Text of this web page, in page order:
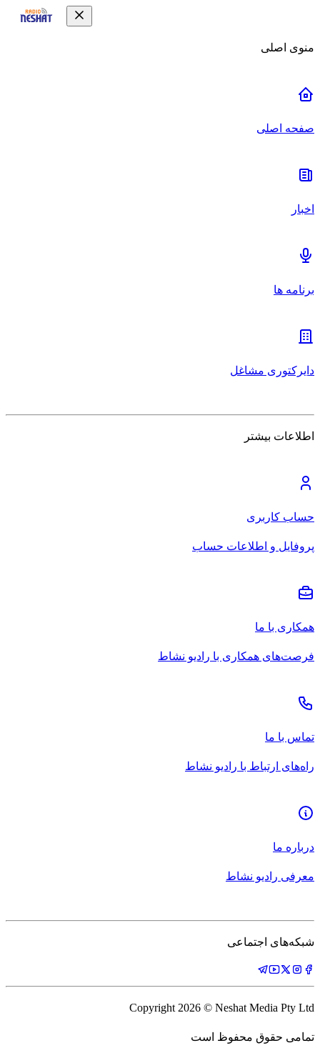
منوی اصلی
صفحه اصلی
اخبار
برنامه ها
دایرکتوری مشاغل
اطلاعات بیشتر
حساب کاربری
پروفایل و اطلاعات حساب
همکاری با ما
فرصت‌های همکاری با رادیو نشاط
تماس با ما
راه‌های ارتباط با رادیو نشاط
درباره ما
معرفی رادیو نشاط
شبکه‌های اجتماعی
Copyright 2026 © Neshat Media Pty Ltd
تمامی حقوق محفوظ است